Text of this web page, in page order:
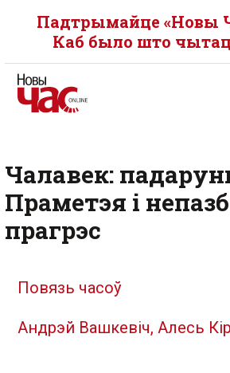
Падтрымайце «Новы
Каб было што
Чалавек:
Праметэя і
прагрэс
Повязь часоў
Андрэй Вашкевіч, Алесь